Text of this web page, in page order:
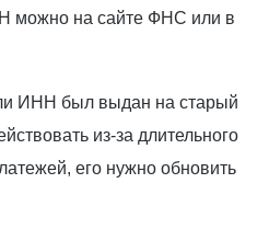
можно на сайте ФНС или в
ИНН был выдан на старый
из-за длительного
его нужно обновить